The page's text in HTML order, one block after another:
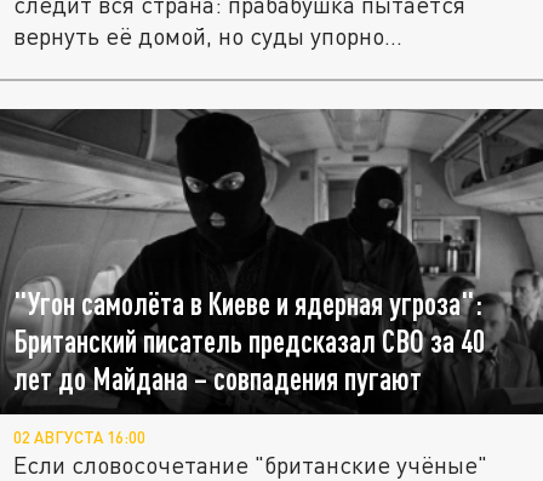
вернуть её домой, но суды упорно...
"Угон самолёта в Киеве и ядерная угроза":
Британский писатель предсказал СВО за 40
лет до Майдана – совпадения пугают
02 АВГУСТА 16:00
Если словосочетание "британские учёные"